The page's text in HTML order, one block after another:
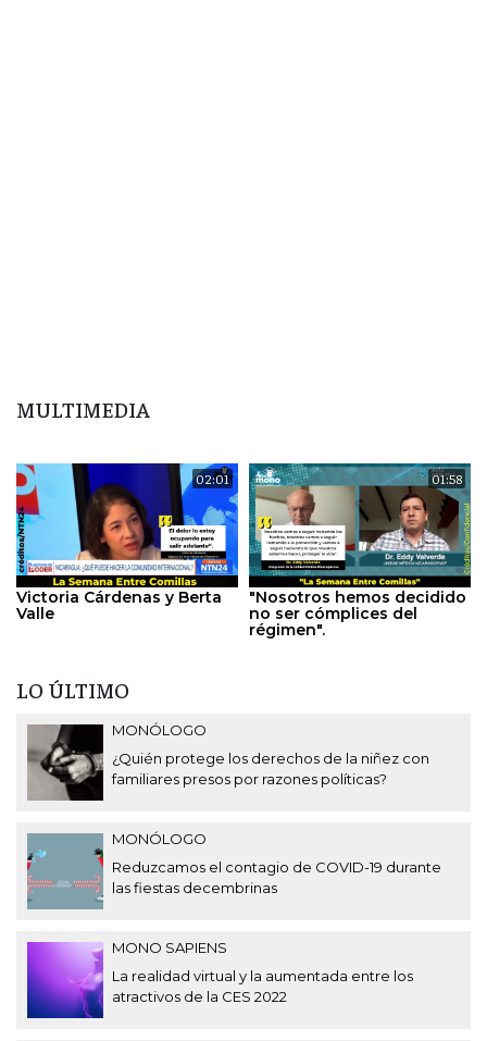
MULTIMEDIA
02:01
Victoria Cárdenas y Berta
Valle
01:58
"Nosotros hemos decidido
no ser cómplices del
régimen".
LO ÚLTIMO
MONÓLOGO
¿Quién protege los derechos de la niñez con
familiares presos por razones políticas?
MONÓLOGO
Reduzcamos el contagio de COVID-19 durante
las fiestas decembrinas
MONO SAPIENS
La realidad virtual y la aumentada entre los
atractivos de la CES 2022